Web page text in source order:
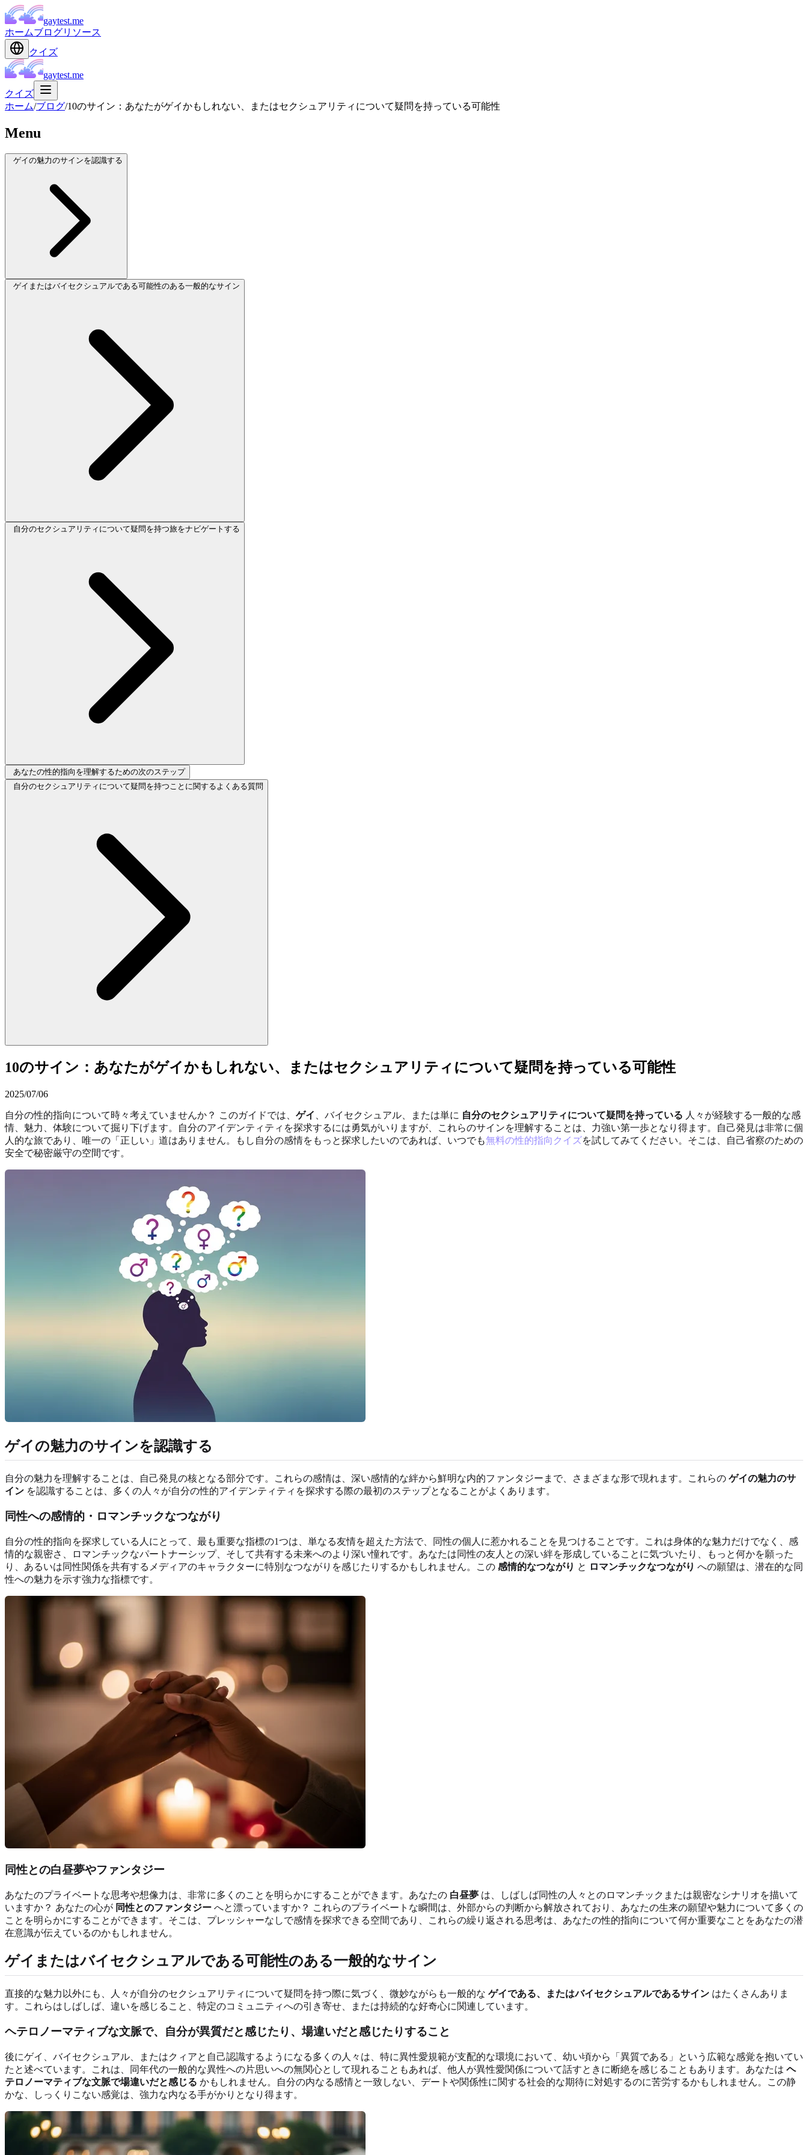
gaytest.me
ホームブログリソース
クイズ
gaytest.me
クイズ
ホーム/ブログ/10のサイン：あなたがゲイかもしれない、またはセクシュアリティについて疑問を持っている可能性
Menu
ゲイの魅力のサインを認識する
ゲイまたはバイセクシュアルである可能性のある一般的なサイン
自分のセクシュアリティについて疑問を持つ旅をナビゲートする
あなたの性的指向を理解するための次のステップ
自分のセクシュアリティについて疑問を持つことに関するよくある質問
10のサイン：あなたがゲイかもしれない、またはセクシュアリティについて疑問を持っている可能性
2025/07/06
自分の性的指向について時々考えていませんか？ このガイドでは、 ゲイ 、バイセクシュアル、または単に 自分のセクシュアリティについて疑問を持っている 人々が経験する一般的な感
情、魅力、体験について掘り下げます。自分のアイデンティティを探求するには勇気がいりますが、これらのサインを理解することは、力強い第一歩となり得ます。自己発見は非常に個
人的な旅であり、唯一の「正しい」道はありません。もし自分の感情をもっと探求したいのであれば、いつでも無料の性的指向クイズを試してみてください。そこは、自己省察のための
安全で秘密厳守の空間です。
ゲイの魅力のサインを認識する
自分の魅力を理解することは、自己発見の核となる部分です。これらの感情は、深い感情的な絆から鮮明な内的ファンタジーまで、さまざまな形で現れます。これらの ゲイの魅力のサ
イン を認識することは、多くの人々が自分の性的アイデンティティを探求する際の最初のステップとなることがよくあります。
同性への感情的・ロマンチックなつながり
自分の性的指向を探求している人にとって、最も重要な指標の1つは、単なる友情を超えた方法で、同性の個人に惹かれることを見つけることです。これは身体的な魅力だけでなく、感
情的な親密さ、ロマンチックなパートナーシップ、そして共有する未来へのより深い憧れです。あなたは同性の友人との深い絆を形成していることに気づいたり、もっと何かを願った
り、あるいは同性関係を共有するメディアのキャラクターに特別なつながりを感じたりするかもしれません。この 感情的なつながり と ロマンチックなつながり への願望は、潜在的な同
性への魅力を示す強力な指標です。
同性との白昼夢やファンタジー
あなたのプライベートな思考や想像力は、非常に多くのことを明らかにすることができます。あなたの 白昼夢 は、しばしば同性の人々とのロマンチックまたは親密なシナリオを描いて
いますか？ あなたの心が 同性とのファンタジー へと漂っていますか？ これらのプライベートな瞬間は、外部からの判断から解放されており、あなたの生来の願望や魅力について多くの
ことを明らかにすることができます。そこは、プレッシャーなしで感情を探求できる空間であり、これらの繰り返される思考は、あなたの性的指向について何か重要なことをあなたの潜
在意識が伝えているのかもしれません。
ゲイまたはバイセクシュアルである可能性のある一般的なサイン
直接的な魅力以外にも、人々が自分のセクシュアリティについて疑問を持つ際に気づく、微妙ながらも一般的な ゲイである、またはバイセクシュアルであるサイン はたくさんありま
す。これらはしばしば、違いを感じること、特定のコミュニティへの引き寄せ、または持続的な好奇心に関連しています。
ヘテロノーマティブな文脈で、自分が異質だと感じたり、場違いだと感じたりすること
後にゲイ、バイセクシュアル、またはクィアと自己認識するようになる多くの人々は、特に異性愛規範が支配的な環境において、幼い頃から「異質である」という広範な感覚を抱いてい
たと述べています。これは、同年代の一般的な異性への片思いへの無関心として現れることもあれば、他人が異性愛関係について話すときに断絶を感じることもあります。あなたは ヘ
テロノーマティブな文脈で場違いだと感じる かもしれません。自分の内なる感情と一致しない、デートや関係性に関する社会的な期待に対処するのに苦労するかもしれません。この静
かな、しっくりこない感覚は、強力な内なる手がかりとなり得ます。